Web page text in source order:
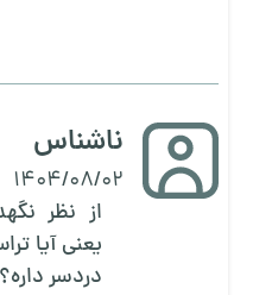
ناشناس
1404/08/02
از نظر
یعنی آیا
دردسر داره؟